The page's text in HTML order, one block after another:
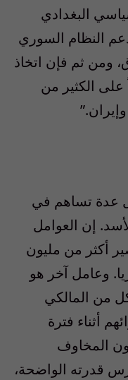
البغدادي
النظام السوري
ومن ثم فإن اتخاذ
الكثير من
عدة تساهم في
إن العوامل
أكثر من مليون
وعامل آخر هو
من المالكي
أثناء فترة
المخاوف
قدرته الواضحة،